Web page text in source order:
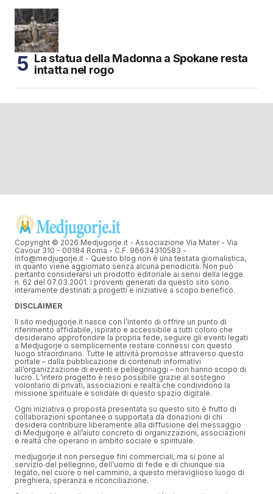
La statua della Madonna a Spokane resta
intatta nel rogo
Copyright © 2026 Medjugorje.it - Associazione Via Mater - Via
Cavour 310 - 00184 Roma - C.F. 96634310583 -
info@medjugorje.it - Questo blog non è una testata giornalistica,
in quanto viene aggiornato senza alcuna periodicità. Non può
pertanto considerarsi un prodotto editoriale ai sensi della legge
n. 62 del 07.03.2001. I proventi generati da questo sito sono
interamente destinati a progetti e iniziative a scopo benefico.
DISCLAIMER
Il sito medjugorje.it nasce con l’intento di offrire un punto di
riferimento affidabile, ispirato e accessibile a tutti coloro che
desiderano approfondire la propria fede, seguire gli eventi legati
a Medjugorje o semplicemente restare connessi con questo
luogo straordinario. Tutte le attività promosse attraverso questo
portale – dalla pubblicazione di contenuti informativi
all’organizzazione di eventi e pellegrinaggi – non hanno scopo di
lucro. L’intero progetto è reso possibile grazie al sostegno
volontario di privati, associazioni e realtà che condividono la
missione spirituale e solidale di questo spazio digitale.
Ogni iniziativa o proposta presentata su questo sito è frutto di
collaborazioni spontanee o supportata da donazioni di chi
desidera contribuire liberamente alla diffusione del messaggio
di Medjugorje e all’aiuto concreto di organizzazioni, associazioni
e realtà che operano in ambito sociale e spirituale.
medjugorje.it non persegue fini commerciali, ma si pone al
servizio del pellegrino, dell’uomo di fede e di chiunque sia
legato, nel cuore o nel cammino, a questo meraviglioso luogo di
preghiera, speranza e riconciliazione.